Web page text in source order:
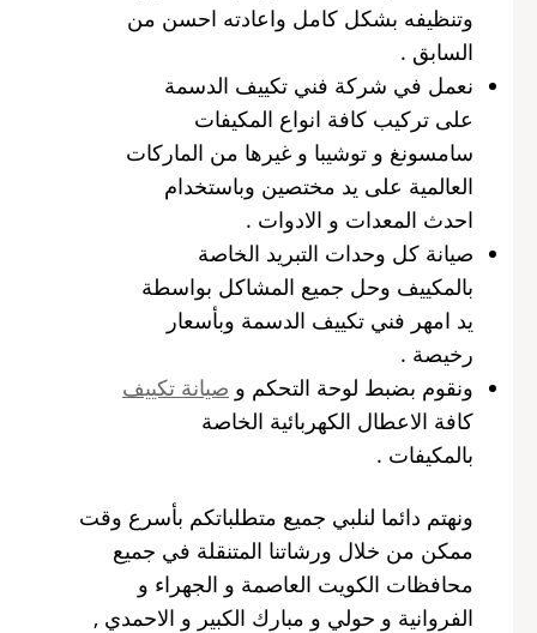
وتنظيفه بشكل كامل واعادته احسن من
السابق .
نعمل في شركة فني تكييف الدسمة
على تركيب كافة انواع المكيفات
سامسونغ و توشيبا و غيرها من الماركات
العالمية على يد مختصين وباستخدام
احدث المعدات و الادوات .
صيانة كل وحدات التبريد الخاصة
بالمكييف وحل جميع المشاكل بواسطة
يد امهر فني تكييف الدسمة وبأسعار
رخيصة .
ونقوم بضبط لوحة التحكم و صيانة تكييف
كافة الاعطال الكهربائية الخاصة
بالمكيفات .
ونهتم دائما لنلبي جميع متطلباتكم بأسرع وقت
ممكن من خلال ورشاتنا المتنقلة في جميع
محافظات الكويت العاصمة و الجهراء و
الفروانية و حولي و مبارك الكبير و الاحمدي ,